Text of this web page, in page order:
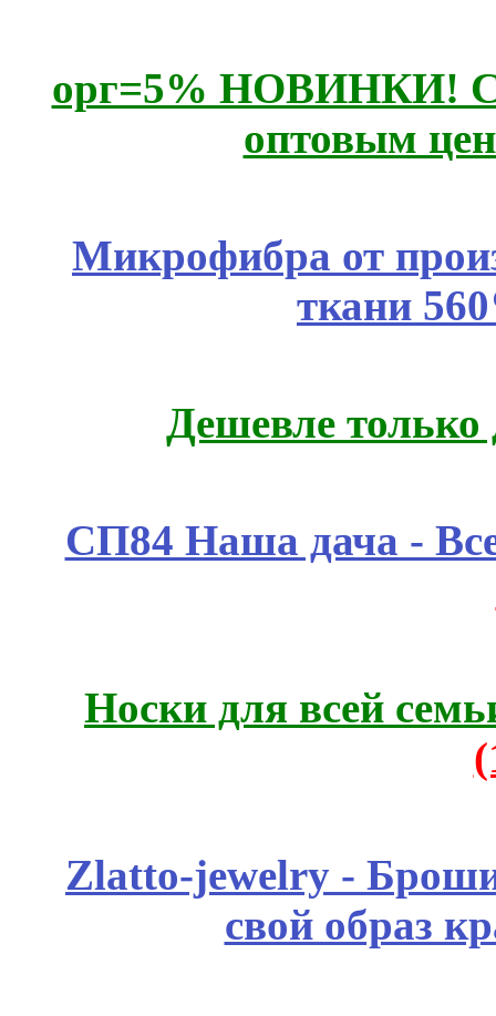
орг=5% НОВИНКИ!
оптовым
Микрофибра от
ткани
Дешевле
СП84 Наша дача -
Носки для всей
Zlatto-jewelry -
свой образ